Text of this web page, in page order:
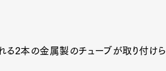
る2本の金属製のチューブが取り付けら